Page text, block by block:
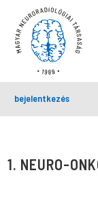
bejelentkezés
1. NEURO-